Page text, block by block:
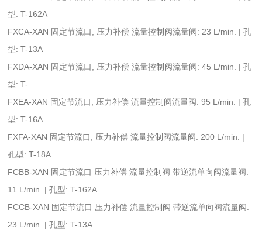
型: T-162A
FXCA-XAN 固定节流口, 压力补偿 流量控制阀流量阀: 23 L/min. | 孔
型: T-13A
FXDA-XAN 固定节流口, 压力补偿 流量控制阀流量阀: 45 L/min. | 孔
型: T-
FXEA-XAN 固定节流口, 压力补偿 流量控制阀流量阀: 95 L/min. | 孔
型: T-16A
FXFA-XAN 固定节流口, 压力补偿 流量控制阀流量阀: 200 L/min. |
孔型: T-18A
FCBB-XAN 固定节流口 压力补偿 流量控制阀 带逆流单向阀流量阀:
11 L/min. | 孔型: T-162A
FCCB-XAN 固定节流口 压力补偿 流量控制阀 带逆流单向阀流量阀:
23 L/min. | 孔型: T-13A